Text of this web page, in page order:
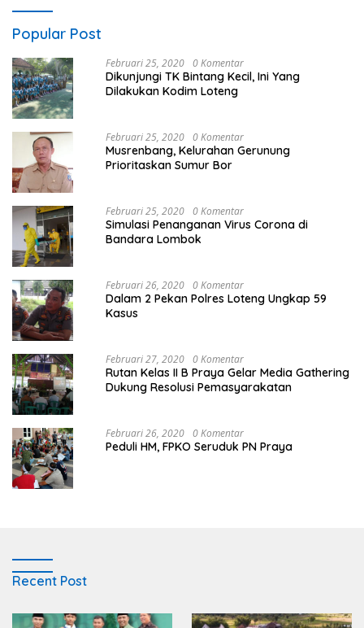
Popular Post
Februari 25, 2020 0 Komentar
Dikunjungi TK Bintang Kecil, Ini Yang
Dilakukan Kodim Loteng
Februari 25, 2020 0 Komentar
Musrenbang, Kelurahan Gerunung
Prioritaskan Sumur Bor
Februari 25, 2020 0 Komentar
Simulasi Penanganan Virus Corona di
Bandara Lombok
Februari 26, 2020 0 Komentar
Dalam 2 Pekan Polres Loteng Ungkap 59
Kasus
Februari 27, 2020 0 Komentar
Rutan Kelas II B Praya Gelar Media Gathering
Dukung Resolusi Pemasyarakatan
Februari 26, 2020 0 Komentar
Peduli HM, FPKO Seruduk PN Praya
Recent Post